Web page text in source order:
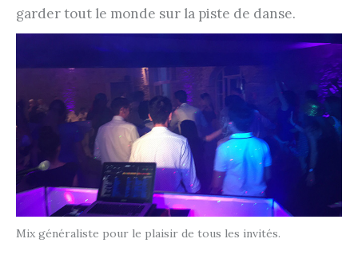
garder tout le monde sur la piste de danse.
Mix généraliste pour le plaisir de tous les invités.